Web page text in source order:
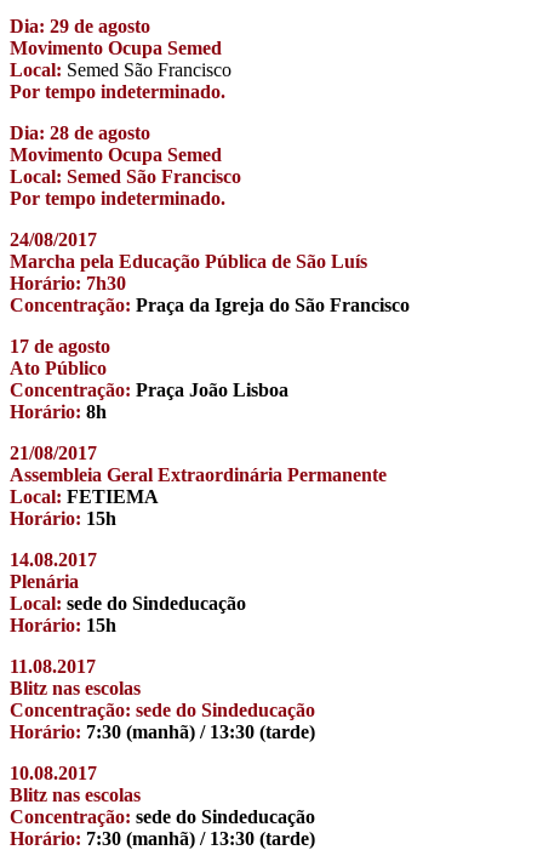
Dia: 29 de agosto
Movimento Ocupa Semed
Local: Semed São Francisco
Por tempo indeterminado.
Dia: 28 de agosto
Movimento Ocupa Semed
Local: Semed São Francisco
Por tempo indeterminado.
24/08/2017
Marcha pela Educação Pública de São Luís
Horário: 7h30
Concentração: Praça da Igreja do São Francisco
17 de agosto
Ato Público
Concentração: Praça João Lisboa
Horário: 8h
21/08/2017
Assembleia Geral Extraordinária Permanente
Local: FETIEMA
Horário: 15h
14.08.2017
Plenária
Local: sede do Sindeducação
Horário: 15h
11.08.2017
Blitz nas escolas
Concentração: sede do Sindeducação
Horário: 7:30 (manhã) / 13:30 (tarde)
10.08.2017
Blitz nas escolas
Concentração: sede do Sindeducação
Horário: 7:30 (manhã) / 13:30 (tarde)